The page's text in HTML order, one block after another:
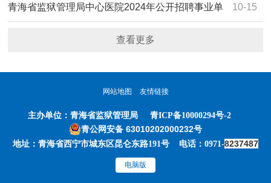
示 10-15
青海省监狱管理局中心医院2024年公开招聘事业单
位工作人员（考核聘用）体检结果公示
查看更多
网站地图 友情链接
主办单位： 青海省监狱管理局 青ICP备10000294号-2
青公网安备 63010202000232号
地址：青海省西宁市城东区昆仑东路191号 电话：0971-8237487
电脑版